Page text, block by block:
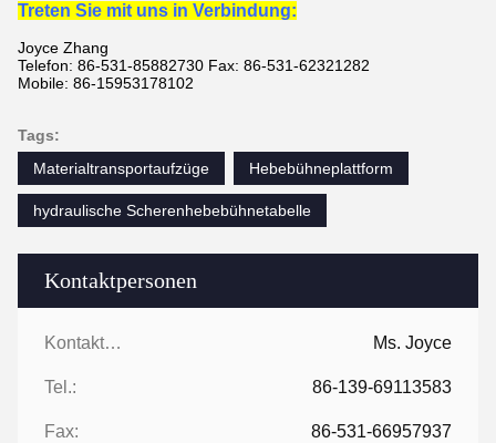
Kontaktpersonen
Kontaktpersonen: Ms. Joyce
Tel.: 86-139-69113583
Fax: 86-531-66957937
Treten Sie mit uns in Verbindung:
Joyce Zhang
Telefon: 86-531-85882730 Fax: 86-531-62321282
Mobile: 86-15953178102
Tags:
Materialtransportaufzüge
Hebebühneplattform
hydraulische Scherenhebebühnetabelle